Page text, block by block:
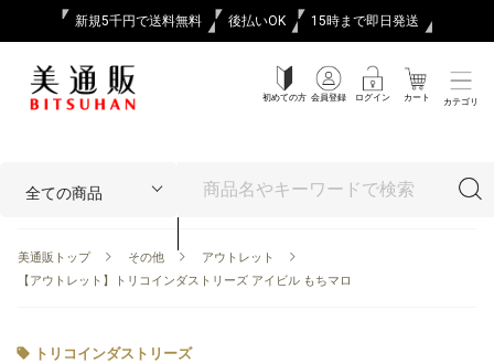
新規5千円で送料無料 後払いOK 15時まで即日発送
初めての方 会員登録 ログイン カート カテゴリ
美通販トップ その他
アウトレット
【アウトレット】トリコインダストリーズ アイビル もちマロ
トリコインダストリーズ